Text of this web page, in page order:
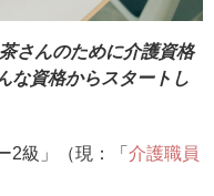
さんのために介護資格
な資格からスタートし
2級」（現：「 介護職員